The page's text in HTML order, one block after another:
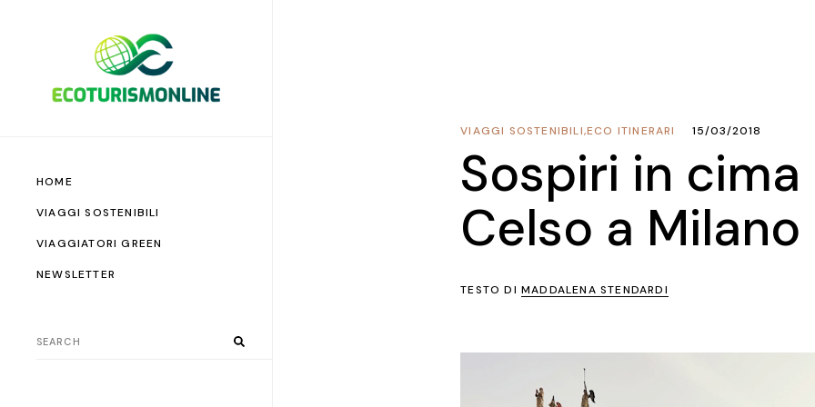
HOME
VIAGGI SOSTENIBILI
VIAGGIATORI GREEN
NEWSLETTER
ECO ITINERARI
,
VIAGGI SOSTENIBILI 15/03/2018
Sospiri in cima
Celso a Milano
TESTO DI MADDALENA STENDARDI